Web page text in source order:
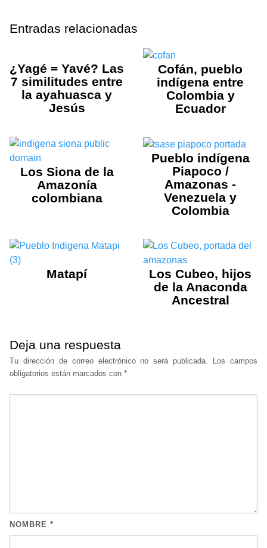
Entradas relacionadas
¿Yagé = Yavé? Las
7 similitudes entre
la ayahuasca y
Jesús
Cofán, pueblo
indígena entre
Colombia y
Ecuador
Los Siona de la
Amazonía
colombiana
Pueblo indígena
Piapoco /
Amazonas -
Venezuela y
Colombia
Matapí
Los Cubeo, hijos
de la Anaconda
Ancestral
Deja una respuesta
Tu dirección de correo electrónico no será publicada.
Los campos
obligatorios están marcados con *
NOMBRE *